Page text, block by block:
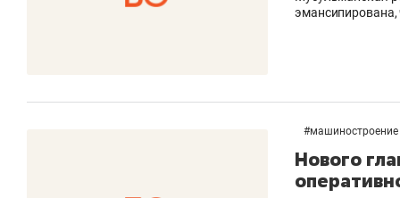
эмансипирована,
#машиностроение
Нового